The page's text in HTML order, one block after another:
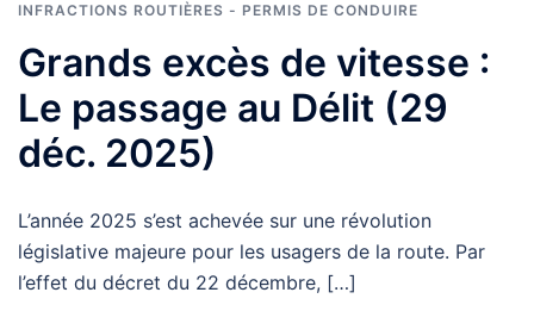
INFRACTIONS ROUTIÈRES - PERMIS DE CONDUIRE
Grands excès de vitesse :
Le passage au Délit (29
déc. 2025)
L’année 2025 s’est achevée sur une révolution
législative majeure pour les usagers de la route. Par
l’effet du décret du 22 décembre, […]